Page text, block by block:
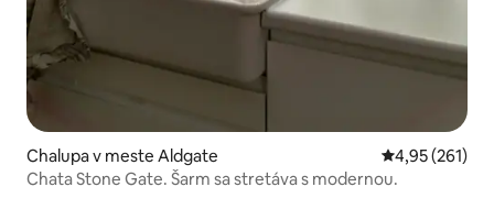
Chalupa v meste Aldgate Priemerné
4,95 (261)
Chata Stone Gate. Šarm sa stretáva s modernou.